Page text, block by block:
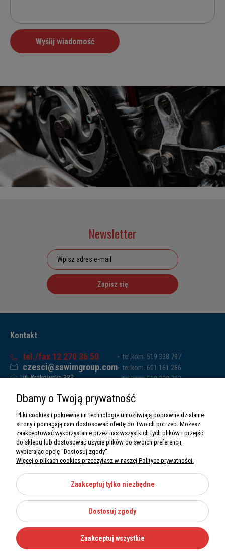
Newsletter
Zapisz się
Kontakt
tel./fax 12 270 36 50
czesci@sawimgroup.com
ul. Krakowska 332,
Sawim Group Mariusz Zdyb sp. k.
NIP: 5130284470
REGON: 5246591010
tel.kom. 519 338 797
tel.kom. 601 161 286
tel.kom. 519 338 793
O nas
Informacje
Moje konto
Kategorie
Dbamy o Twoją prywatność
Pliki cookies i pokrewne im technologie umożliwiają poprawne działanie
strony i pomagają nam dostosować ofertę do Twoich potrzeb. Możesz
zaakceptować wykorzystanie przez nas wszystkich tych plików i przejść
do sklepu lub dostosować użycie plików do swoich preferencji,
wybierając opcję "Dostosuj zgody".
Więcej o plikach cookies przeczytasz w naszej Polityce prywatności.
Zaakceptuj tylko niezbędne
Dostosuj zgody
Zaakceptuj wszystkie